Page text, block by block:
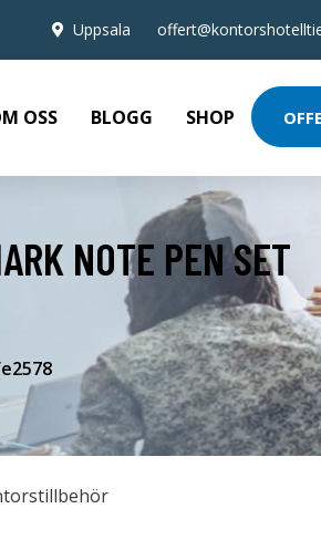
Uppsala
OSS BLOGG SHOP
NOTE PEN SET